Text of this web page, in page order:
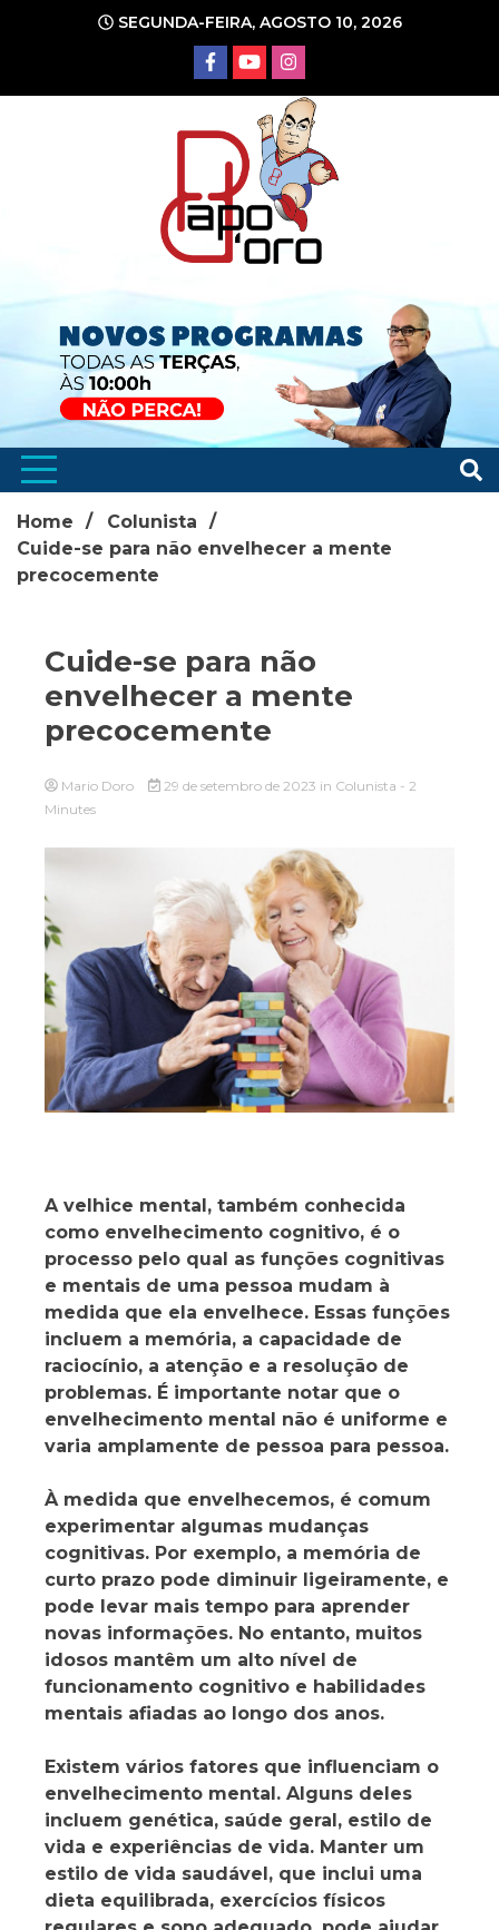
conteúdo
SEGUNDA-FEIRA, AGOSTO 10, 2026
Home
Colunista
Cuide-se para não envelhecer a mente
precocemente
Cuide-se para não
envelhecer a mente
precocemente
Mario Doro 29 de setembro de 2023 in Colunista - 2
Minutes
A velhice mental, também conhecida
como envelhecimento cognitivo, é o
processo pelo qual as funções cognitivas
e mentais de uma pessoa mudam à
medida que ela envelhece. Essas funções
incluem a memória, a capacidade de
raciocínio, a atenção e a resolução de
problemas. É importante notar que o
envelhecimento mental não é uniforme e
varia amplamente de pessoa para pessoa.
À medida que envelhecemos, é comum
experimentar algumas mudanças
cognitivas. Por exemplo, a memória de
curto prazo pode diminuir ligeiramente, e
pode levar mais tempo para aprender
novas informações. No entanto, muitos
idosos mantêm um alto nível de
funcionamento cognitivo e habilidades
mentais afiadas ao longo dos anos.
Existem vários fatores que influenciam o
envelhecimento mental. Alguns deles
incluem genética, saúde geral, estilo de
vida e experiências de vida. Manter um
estilo de vida saudável, que inclui uma
dieta equilibrada, exercícios físicos